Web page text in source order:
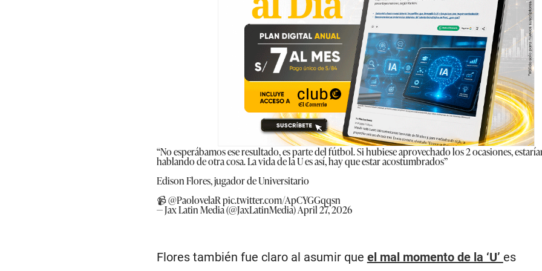
“No esperábamos ese resultado, es parte del fútbol. Si hubiese aprovechado los 2 ocasiones,
hablando de otra cosa. La vida de la U es así, hay que estar acostumbrados”
Edison Flores, jugador de Universitario
📹@PaolovelaRpic.twitter.com/ApCYGGqqsn
— Jax Latin Media (@JaxLatinMedia)April 27, 2026
Flores también fue claro al asumir que el mal momento de la ‘U’ es